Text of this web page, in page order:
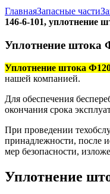
ГлавнаяЗапасные части
146-6-101, уплотнение
Уплотнение штока
Уплотнение штока
нашей компанией.
Для обеспечения
окончания срока
При проведении
принадлежности, после
мер безопасности,
Уплотнение